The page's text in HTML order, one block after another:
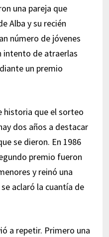
una pareja que
Alba y su recién
número de jóvenes
intento de atraerlas
un premio
historia que el sorteo
dos años a destacar
se dieron. En 1986
premio fueron
y reinó una
aclaró la cuantía de
a repetir. Primero una